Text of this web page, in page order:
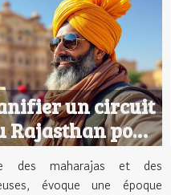
un circuit
Rajasthan pour
royale ?
des maharajas et des
évoque une époque